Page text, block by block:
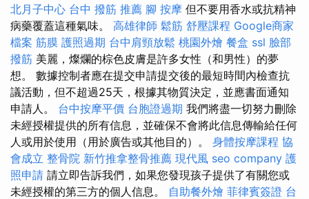
北月子中心 台中 撥筋 推薦 腳 按摩 但不要用香水或抗精神
病藥覆蓋這種氣味。 高雄律師 鬆筋 舒壓課程 Google商家
檔案 筋膜 護照過期 台中肩頸放鬆 桃園外燴 餐盒 ssl 臉部
撥筋 美麗，燦爛的棕色皮膚是許多女性（和男性）的夢
想。 數據控制者應在提交申請提交後的最短時間內檢查抗
議活動，但不超過25天，根據其物質決定，並應書面通知
申請人。 台中按摩平價 台胞證過期 我們將盡一切努力刪除
未經授權提供的所有信息，並確保不會將此信息傳輸給任何
人或用於使用（用於廣告或其他目的）。 身體按摩課程 協
會成立 整骨院 新竹推拿整骨推薦 現代風 seo company 護
照申請 請立即告訴我們，如果您發現孩子提供了有關您或
未經授權的第三方的個人信息。 自助餐外燴 菲律賓簽證 台